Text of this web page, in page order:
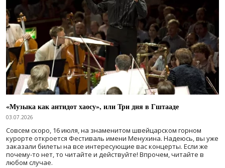
«Музыка как антидот хаосу», или Три дня в Гштааде
03.07.2026
Совсем скоро, 16 июля, на знаменитом швейцарском горном
курорте откроется Фестиваль имени Менухина. Надеюсь, вы уже
заказали билеты на все интересующие вас концерты. Если же
почему-то нет, то читайте и действуйте! Впрочем, читайте в
любом случае.